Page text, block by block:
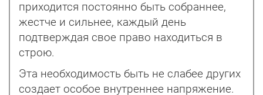
приходится постоянно быть собраннее,
жестче и сильнее, каждый день
подтверждая свое право находиться в
строю.
Эта необходимость быть не слабее других
создает особое внутреннее напряжение.